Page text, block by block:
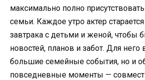
максимально полно
семьи. Каждое утро актер
завтрака с детьми и женой, чтобы
новостей, планов и забот. Для
большие семейные события, но и
повседневные моменты —